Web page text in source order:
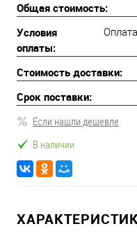
Общая стоимость:
Условия
оплаты:
Стоимость доставки:
Срок поставки:
Если нашли дешевле
В наличии